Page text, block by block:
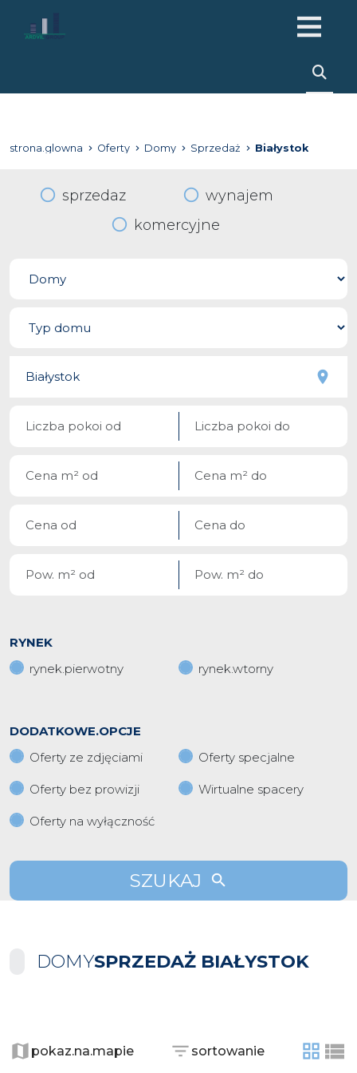
strona.glowna Oferty Domy Sprzedaż Białystok
sprzedaz
wynajem
komercyjne
RYNEK
rynek.pierwotny
rynek.wtorny
DODATKOWE.OPCJE
Oferty ze zdjęciami
Oferty specjalne
Oferty bez prowizji Wirtualne spacery
Oferty na wyłączność
SZUKAJ
DOMYSPRZEDAŻ BIAŁYSTOK
−pokaz.na.mapie sortowanie
tabela